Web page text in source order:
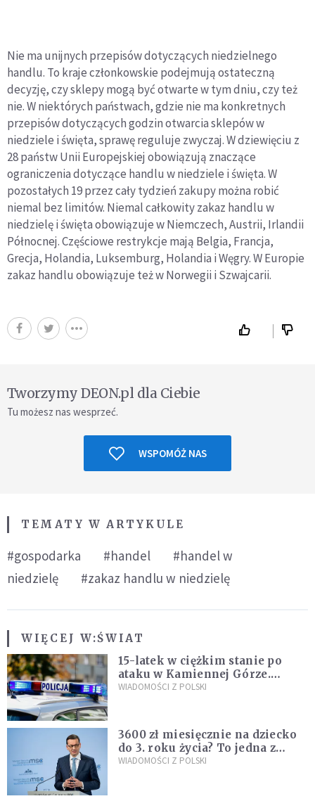
Nie ma unijnych przepisów dotyczących niedzielnego
handlu. To kraje członkowskie podejmują ostateczną
decyzję, czy sklepy mogą być otwarte w tym dniu, czy też
nie. W niektórych państwach, gdzie nie ma konkretnych
przepisów dotyczących godzin otwarcia sklepów w
niedziele i święta, sprawę reguluje zwyczaj. W dziewięciu z
28 państw Unii Europejskiej obowiązują znaczące
ograniczenia dotyczące handlu w niedziele i święta. W
pozostałych 19 przez cały tydzień zakupy można robić
niemal bez limitów. Niemal całkowity zakaz handlu w
niedzielę i święta obowiązuje w Niemczech, Austrii, Irlandii
Północnej. Częściowe restrykcje mają Belgia, Francja,
Grecja, Holandia, Luksemburg, Holandia i Węgry. W Europie
zakaz handlu obowiązuje też w Norwegii i Szwajcarii.
Tworzymy DEON.pl dla Ciebie
Tu możesz nas wesprzeć.
WSPOMÓŻ NAS
TEMATY W ARTYKULE
#gospodarka #handel
#handel w
niedzielę
#zakaz handlu w niedzielę
WIĘCEJ W:ŚWIAT
15-latek w ciężkim stanie po
ataku w Kamiennej Górze.
Policja zatrzymała dwóch
WIADOMOŚCI Z POLSKI
3600 zł miesięcznie na dziecko
do 3. roku życia? To jedna z
propozycji programu "Rozwój
WIADOMOŚCI Z POLSKI